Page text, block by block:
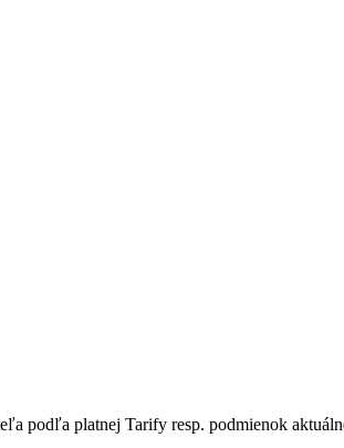
podľa platnej Tarify resp. podmienok